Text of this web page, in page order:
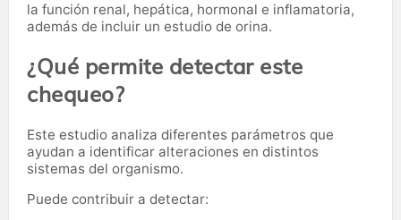
la función renal, hepática, hormonal e inflamatoria,
además de incluir un estudio de orina.
¿Qué permite detectar este
chequeo?
Este estudio analiza diferentes parámetros que
ayudan a identificar alteraciones en distintos
sistemas del organismo.
Puede contribuir a detectar: